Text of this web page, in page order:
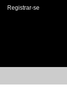
Registrar-se